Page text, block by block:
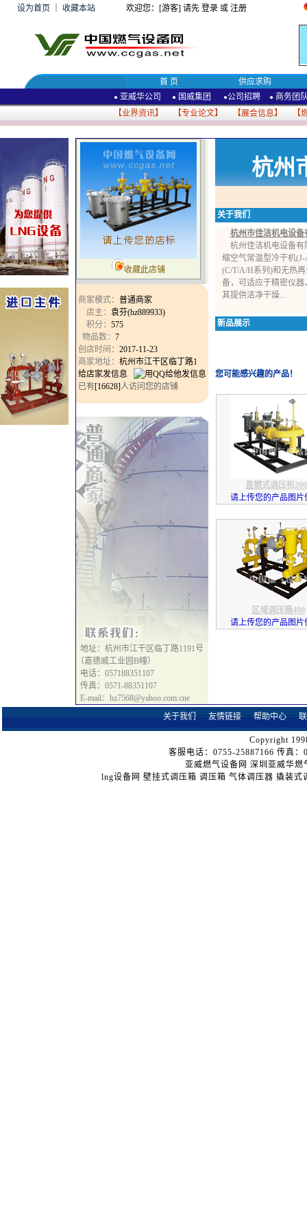
设为首页 收藏本站 欢迎您：[游客] 请先 登录或 注册
首 页 供应求购
● 亚威华公司 ● 国威集团 ●公司招聘 ● 商务团
【业界资讯】 【专业论文】 【展会信息】 【
收藏此店铺
商家模式： 普通商家
店主： 袁芬(hz889933)
积分： 575
物品数： 7
创店时间： 2017-11-23
商家地址： 杭州市江干区临丁路1
给店家发信息
已有[16628]人访问您的店铺
地址：杭州市江干区临丁路1191号
（嘉德威工业园B幢）
电话：057188351107
传真：0571-88351107
E-mail：hz7568@yahoo.com.cne
杭州
关于我们
杭州市佳洁机电设
杭州佳洁机电设备有
缩空气常温型冷干机
(C/T/A/H系列)和无热
备，可适应于精密仪
其提供洁净干燥...
新品展示
您可能感兴趣的产品！
直燃式调压柜
请上传您的产品图片
区域调压箱400
请上传您的产品图片
关于我们 ┈ 友情链接 ┈ 帮助中心 ┈
Copyright
客服电话：0755-25887166 传真
亚威燃气设备网 深圳亚威华
lng设备网 壁挂式调压箱 调压箱 气体调压器 撬装式